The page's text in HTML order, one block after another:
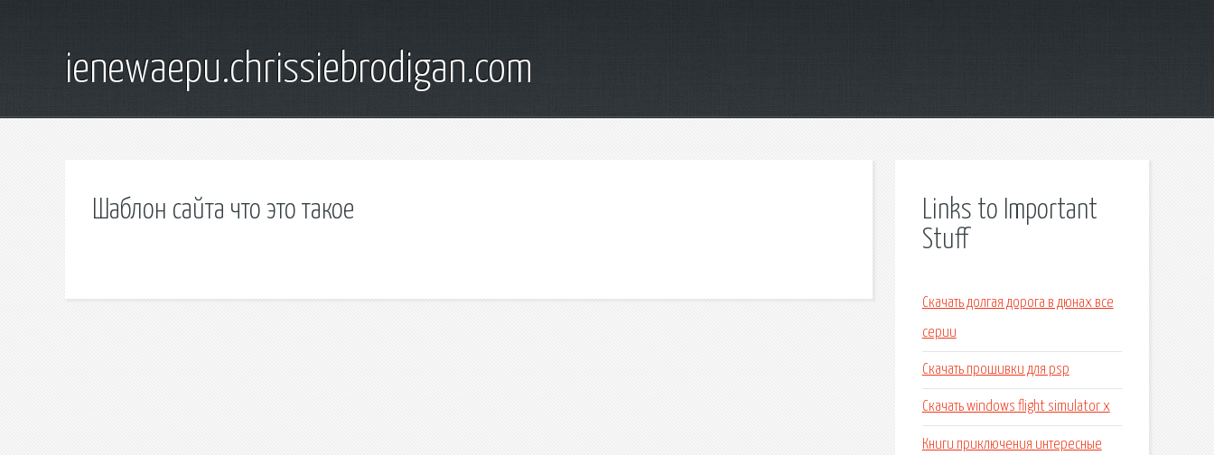
ienewaepu.chrissiebrodigan.com
Шаблон сайта что это такое
Links to Important
Stuff
Скачать долгая дорога в дюнах все
серии
Скачать прошивки для psp
Скачать windows flight simulator x
Книги приключения интересные